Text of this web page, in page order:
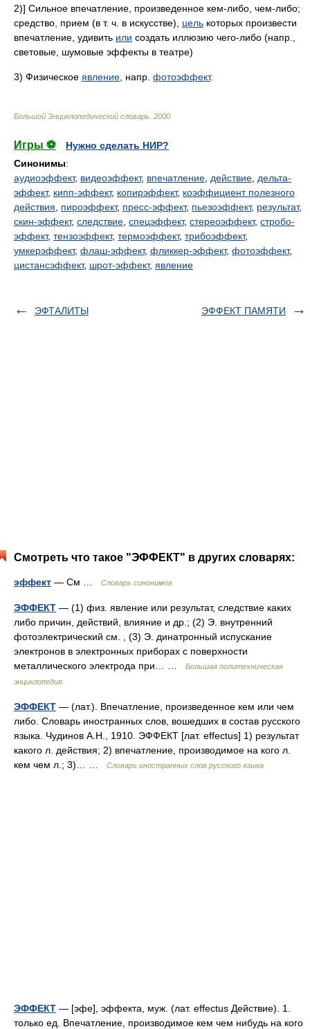
2)] Сильное впечатление, произведенное кем-либо, чем-либо;
средство, прием (в т. ч. в искусстве), цель которых произвести
впечатление, удивить или создать иллюзию чего-либо (напр.,
световые, шумовые эффекты в театре)
3) Физическое явление , напр. фотоэффект.
Большой Энциклопедический словарь 2000
Игры ⚽
Нужно сделать НИР?
Синонимы:
аудиоэффект, видеоэффект, впечатление действие дельта-
эффект, кипп-эффект, копирэффект, коэффициент полезного
действия
пироэффект, пресс-эффект, пьезоэффект, результат,
скин-эффект, следствие спецэффект, стереоэффект, стробо-
эффект, тензоэффект, термоэффект, трибоэффект,
умкерэффект, флаш-эффект, фликкер-эффект, фотоэффект,
цистансэффект, шрот-эффект, явление
ЭФТАЛИТЫ ЭФФЕКТ ПАМЯТИ
Смотреть что такое "ЭФФЕКТ" в других словарях:
эффект — См … Словарь синонимов
ЭФФЕКТ — (1) физ. явление или результат, следствие каких
либо причин, действий, влияние и др.; (2) Э. внутренний
фотоэлектрический см. , (3) Э. динатронный испускание
электронов в электронных приборах с поверхности
металлического электрода при… …
Большая политехническая
энциклопедия
ЭФФЕКТ — (лат.). Впечатление, произведенное кем или чем
либо. Словарь иностранных слов, вошедших в состав русского
языка. Чудинов А.Н., 1910. ЭФФЕКТ [лат. effectus] 1) результат
какого л. действия; 2) впечатление, производимое на кого л.
кем чем л.; 3)… …
Словарь иностранных слов русского языка
ЭФФЕКТ — [эфе], эффекта, муж. (лат. effectus Действие). 1.
только ед. Впечатление, производимое кем чем нибудь на кого